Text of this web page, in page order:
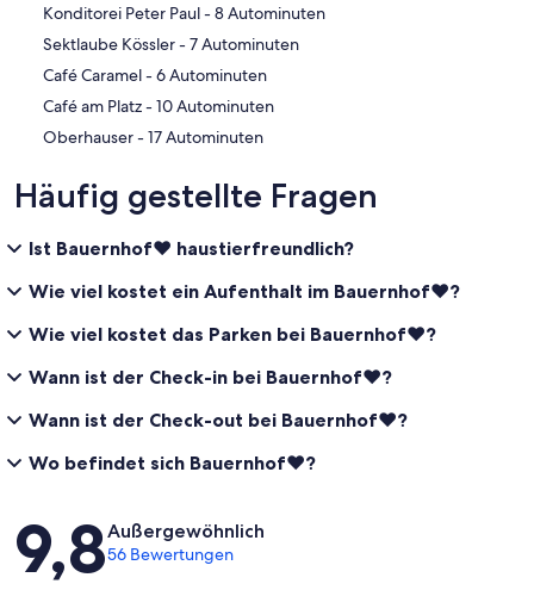
‪Konditorei Peter Paul - ‬8 Autominuten
‪Sektlaube Kössler - ‬7 Autominuten
‪Café Caramel - ‬6 Autominuten
‪Café am Platz - ‬10 Autominuten
‪Oberhauser - ‬17 Autominuten
Häufig gestellte Fragen
Ist Bauernhof❤ haustierfreundlich?
Wie viel kostet ein Aufenthalt im Bauernhof❤?
Wie viel kostet das Parken bei Bauernhof❤?
Wann ist der Check-in bei Bauernhof❤?
Wann ist der Check-out bei Bauernhof❤?
Wo befindet sich Bauernhof❤?
Bewertungen
9,8Außergewöhnlich
56 Bewertungen